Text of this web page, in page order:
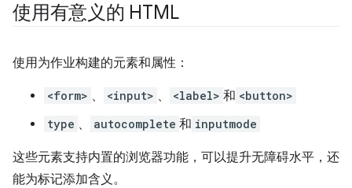
使用有意义的 HTML
使用为作业构建的元素和属性：
<form> 、 <input> 、 <label> 和 <button>
type 、 autocomplete 和 inputmode
这些元素支持内置的浏览器功能，可以提升无障碍水平，还
能为标记添加含义。